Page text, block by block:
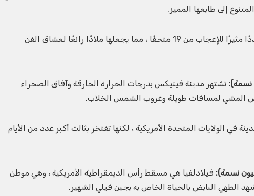
إلى طابعها المميز.
تضم منطقة المتاحف في هيوستن عددًا مثيرًا للإعجاب من 19 متحفًا ، مما يجعلها ملاذًا رائعًا لعشاق الفن
تشتهر مدينة فينيكس بدرجات الحرارة الحارقة وآفاق الصحراء
المشي لمسافات طويلة وغروب الشمس الخلاب.
الولايات المتحدة الأمريكية ، لكنها تفتخر بثالث أكبر عدد من الأيام
فيلادلفيا هي مسقط رأس الديمقراطية الأمريكية ، وهي موطن
الطهي النابض بالحياة الخاص به بجبن فيلي الشهير.